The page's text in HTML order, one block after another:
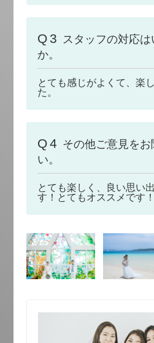
Q3 スタッフの対応は
か。
とても感じがよくて、楽
た。
Q4 その他ご意見をお
い。
とても楽しく、良い思い
す！とてもオススメです！